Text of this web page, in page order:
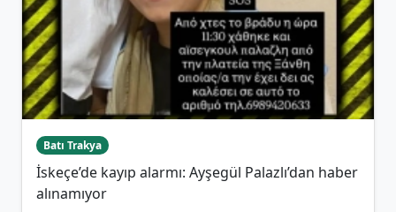
Batı Trakya
İskeçe’de kayıp alarmı: Ayşegül Palazlı’dan haber
alınamıyor